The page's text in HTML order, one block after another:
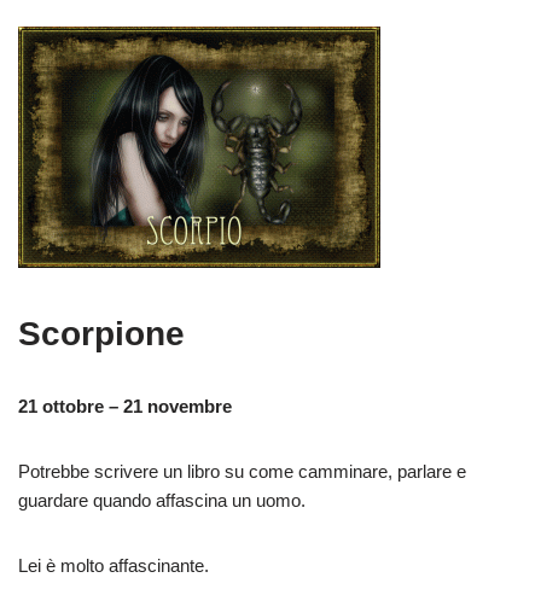
Scorpione
21 ottobre – 21 novembre
Potrebbe scrivere un libro su come camminare, parlare e
guardare quando affascina un uomo.
Lei è molto affascinante.